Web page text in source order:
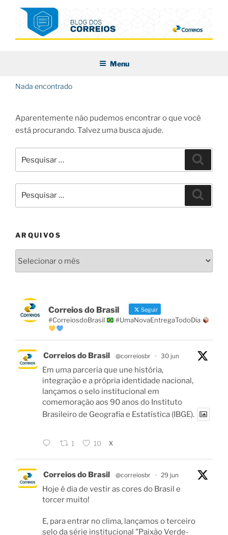
conteúdo
Menu
Nada encontrado
Aparentemente não pudemos encontrar o que você
está procurando. Talvez uma busca ajude.
por:
por:
ARQUIVOS
Correios do Brasil Seguir
#CorreiosdoBrasil #UmaNovaEntregaTodoDia
Correios do Brasil @correiosbr · 30 jun
Em uma parceria que une história,
integração e a própria identidade nacional,
lançamos o selo institucional em
comemoração aos 90 anos do Instituto
Brasileiro de Geografia e Estatística (IBGE).
1 10 X
Correios do Brasil @correiosbr · 29 jun
Hoje é dia de vestir as cores do Brasil e
torcer muito!
E, para entrar no clima, lançamos o terceiro
selo da série institucional "Paixão Verde-